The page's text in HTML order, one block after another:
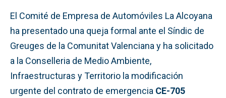
El Comité de Empresa de Automóviles La Alcoyana
ha presentado una queja formal ante el Síndic de
Greuges de la Comunitat Valenciana y ha solicitado
a la Conselleria de Medio Ambiente,
Infraestructuras y Territorio la modificación
urgente del contrato de emergencia CE-705